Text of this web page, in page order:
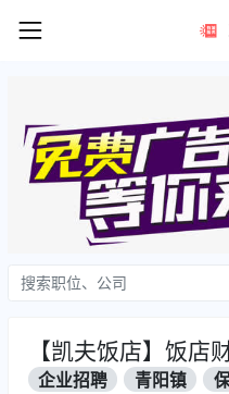
【凯夫饭店】饭店
企业招聘 青阳镇